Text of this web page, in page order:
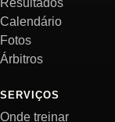
Resultados
Calendário
Fotos
Árbitros
SERVIÇOS
Onde treinar